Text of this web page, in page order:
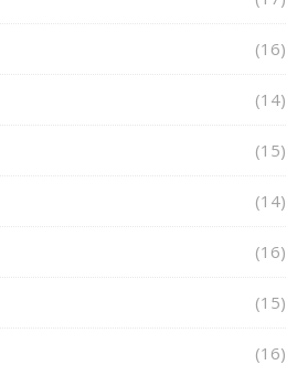
(16)
(14)
(15)
(14)
(16)
(15)
(16)